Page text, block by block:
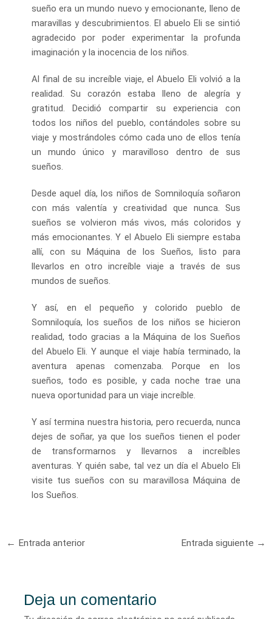
sueño era un mundo nuevo y emocionante, lleno de
maravillas y descubrimientos. El abuelo Eli se sintió
agradecido por poder experimentar la profunda
imaginación y la inocencia de los niños.
Al final de su increíble viaje, el Abuelo Eli volvió a la
realidad. Su corazón estaba lleno de alegría y
gratitud. Decidió compartir su experiencia con
todos los niños del pueblo, contándoles sobre su
viaje y mostrándoles cómo cada uno de ellos tenía
un mundo único y maravilloso dentro de sus
sueños.
Desde aquel día, los niños de Somniloquía soñaron
con más valentía y creatividad que nunca. Sus
sueños se volvieron más vivos, más coloridos y
más emocionantes. Y el Abuelo Eli siempre estaba
allí, con su Máquina de los Sueños, listo para
llevarlos en otro increíble viaje a través de sus
mundos de sueños.
Y así, en el pequeño y colorido pueblo de
Somniloquía, los sueños de los niños se hicieron
realidad, todo gracias a la Máquina de los Sueños
del Abuelo Eli. Y aunque el viaje había terminado, la
aventura apenas comenzaba. Porque en los
sueños, todo es posible, y cada noche trae una
nueva oportunidad para un viaje increíble.
Y así termina nuestra historia, pero recuerda, nunca
dejes de soñar, ya que los sueños tienen el poder
de transformarnos y llevarnos a increíbles
aventuras. Y quién sabe, tal vez un día el Abuelo Eli
visite tus sueños con su maravillosa Máquina de
los Sueños.
Navegación
← Entrada anterior Entrada siguiente →
Deja un comentario